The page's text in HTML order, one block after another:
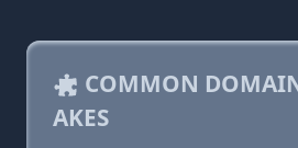
COMMON
AKES